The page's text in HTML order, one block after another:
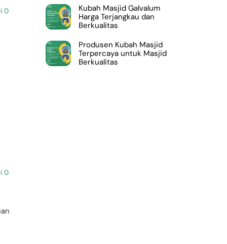
0
0
Kubah Masjid Galvalum
Harga Terjangkau dan
Berkualitas
Produsen Kubah Masjid
Terpercaya untuk Masjid
Berkualitas